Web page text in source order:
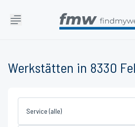
Werkstätten in 8330
Service (alle)